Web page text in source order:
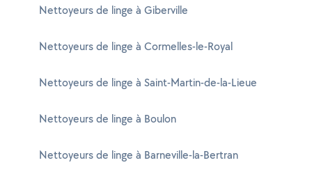
Nettoyeurs de linge à Giberville
Nettoyeurs de linge à Cormelles-le-Royal
Nettoyeurs de linge à Saint-Martin-de-la-Lieue
Nettoyeurs de linge à Boulon
Nettoyeurs de linge à Barneville-la-Bertran